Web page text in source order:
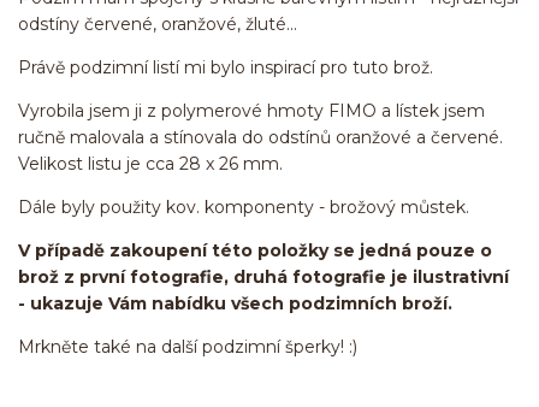
odstíny červené, oranžové, žluté...
Právě podzimní listí mi bylo inspirací pro tuto brož.
Vyrobila jsem ji z polymerové hmoty FIMO a lístek jsem
ručně malovala a stínovala do odstínů oranžové a červené.
Velikost listu je cca 28 x 26 mm.
Dále byly použity kov. komponenty - brožový můstek.
V případě zakoupení této položky se jedná pouze o
brož z první fotografie, druhá fotografie je ilustrativní
- ukazuje Vám nabídku všech podzimních broží.
Mrkněte také na další podzimní šperky! :)